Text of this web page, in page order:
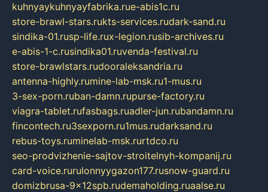
kuhnyaykuhnyayfabrika.rue-abis1c.ru
store-brawl-stars.rukts-services.rudark-sand.ru
sindika-01.rusp-life.rux-legion.rusib-archives.ru
e-abis-1-c.rusindika01.ruvenda-festival.ru
store-brawlstars.rudooraleksandria.ru
antenna-highly.rumine-lab-msk.ru1-mus.ru
3-sex-porn.ruban-damn.rupurse-factory.ru
viagra-tablet.rufasbags.ruadler-jun.rubandamn.ru
fincontech.ru3sexporn.ru1mus.rudarksand.ru
rebus-toys.ruminelab-msk.rurtdco.ru
seo-prodvizhenie-sajtov-stroitelnyh-kompanij.ru
card-voice.rurulonnyygazon177.rusnow-guard.ru
domizbrusa-9x12spb.rudemaholding.ruaalse.ru